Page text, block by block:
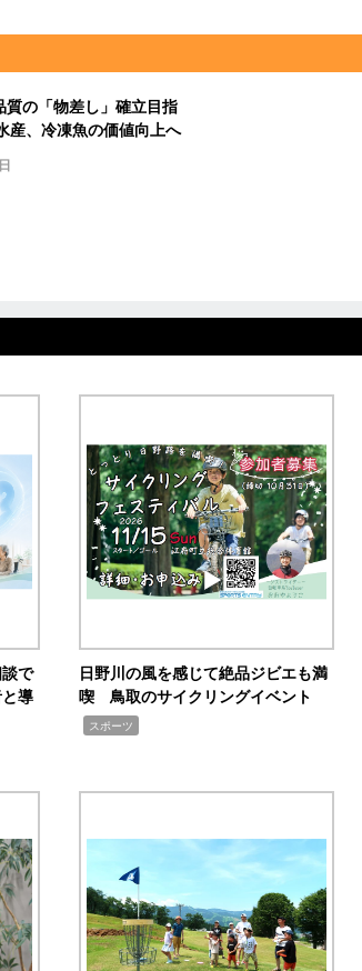
質の「物差し」確立目指
産、冷凍魚の価値向上へ
で
導
日野川の風を感じて絶品ジビエも満
喫 鳥取のサイクリングイベント
スポーツ